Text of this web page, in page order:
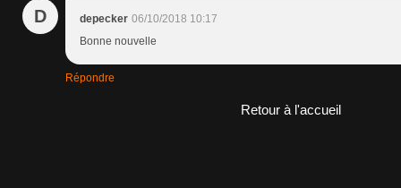
D depecker 06/10/2018 10:17
Bonne nouvelle
Répondre
Retour à l'accueil